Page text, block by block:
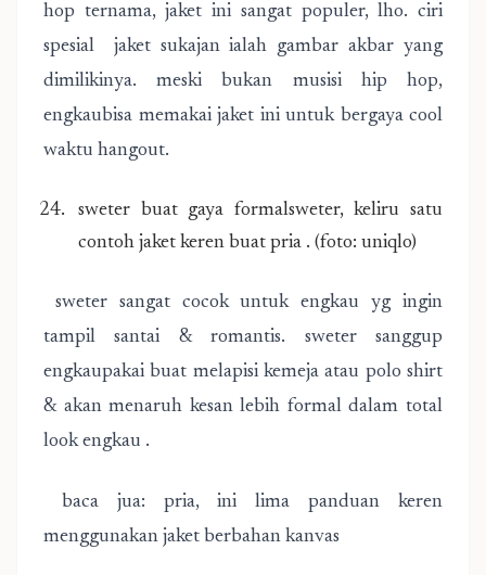
hop ternama, jaket ini sangat populer, lho. ciri
spesial jaket sukajan ialah gambar akbar yang
dimilikinya. meski bukan musisi hip hop,
engkaubisa memakai jaket ini untuk bergaya cool
waktu hangout.
sweter buat gaya formalsweter, keliru satu
contoh jaket keren buat pria . (foto: uniqlo)
sweter sangat cocok untuk engkau yg ingin
tampil santai & romantis. sweter sanggup
engkaupakai buat melapisi kemeja atau polo shirt
& akan menaruh kesan lebih formal dalam total
look engkau .
baca jua: pria, ini lima panduan keren
menggunakan jaket berbahan kanvas